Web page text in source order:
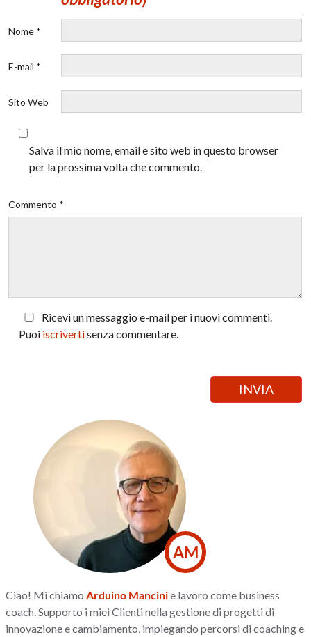
Nome *
E-mail *
Sito Web
Salva il mio nome, email e sito web in questo browser
per la prossima volta che commento.
Commento *
Ricevi un messaggio e-mail per i nuovi commenti.
Puoi iscrivertisenza commentare.
AM
Ciao! Mi chiamo Arduino Mancinie lavoro come business
coach. Supporto i miei Clienti nella gestione di progetti di
innovazione e cambiamento, impiegando percorsi di coaching e